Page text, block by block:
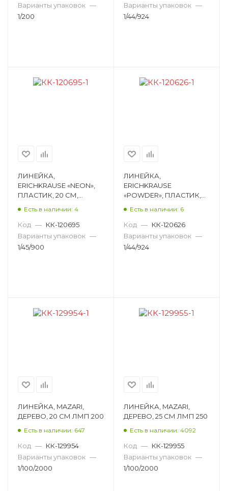
Варианты упаковок —
1/200
Варианты упаковок —
1/44/924
ЛИНЕЙКА,
ERICHKRAUSE «NEON»,
ПЛАСТИК, 20 СМ,
Есть в наличии: 4
Код — КК-120695
Варианты упаковок —
1/45/900
ЛИНЕЙКА,
ERICHKRAUSE
«POWDER», ПЛАСТИК,
Есть в наличии: 6
Код — КК-120626
Варианты упаковок —
1/44/924
ЛИНЕЙКА, MAZARI,
ДЕРЕВО, 20 СМ ЛМП 200
Есть в наличии: 647
Код — КК-129954
Варианты упаковок —
1/100/2000
ЛИНЕЙКА, MAZARI,
ДЕРЕВО, 25 СМ ЛМП 250
Есть в наличии: 4092
Код — КК-129955
Варианты упаковок —
1/100/2000